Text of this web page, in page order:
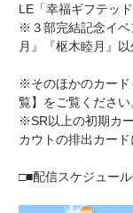
LE「幸福ギフテッ
※３部完結記念イベ
月』『枢木睦月』
※そのほかのカード
覧】をご覧ください
※SR以上の初期カ
カウトの排出カー
□■配信スケジュー